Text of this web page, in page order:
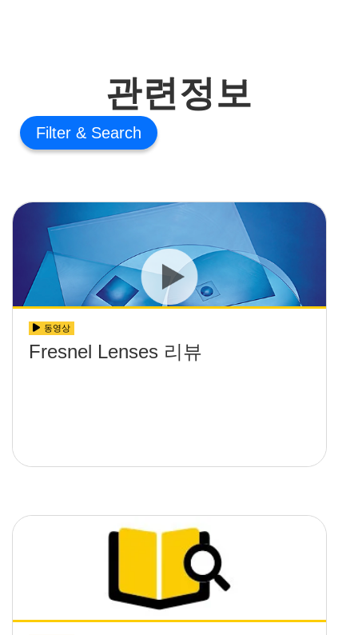
관련정보
Filter
동영상
Fresnel Lenses 리뷰